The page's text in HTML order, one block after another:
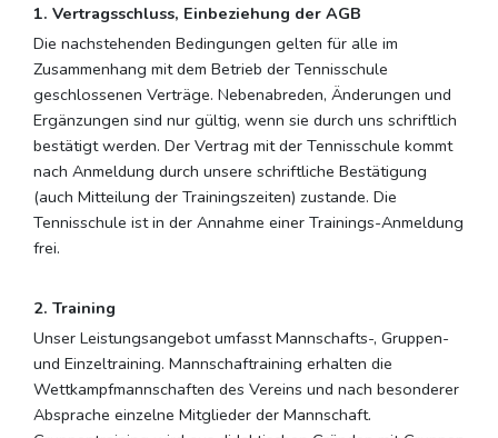
1. Vertragsschluss, Einbeziehung der AGB
Die nachstehenden Bedingungen gelten für alle im
Zusammenhang mit dem Betrieb der Tennisschule
geschlossenen Verträge. Nebenabreden, Änderungen und
Ergänzungen sind nur gültig, wenn sie durch uns schriftlich
bestätigt werden. Der Vertrag mit der Tennisschule kommt
nach Anmeldung durch unsere schriftliche Bestätigung
(auch Mitteilung der Trainingszeiten) zustande. Die
Tennisschule ist in der Annahme einer Trainings-Anmeldung
frei.
2. Training
Unser Leistungsangebot umfasst Mannschafts-, Gruppen-
und Einzeltraining. Mannschaftraining erhalten die
Wettkampfmannschaften des Vereins und nach besonderer
Absprache einzelne Mitglieder der Mannschaft.